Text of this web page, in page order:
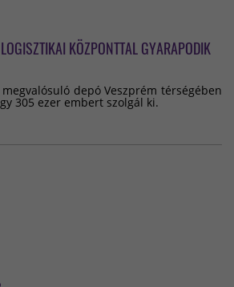
KÖZPONTTAL GYARAPODIK
depó Veszprém térségében
305 ezer embert szolgál ki.